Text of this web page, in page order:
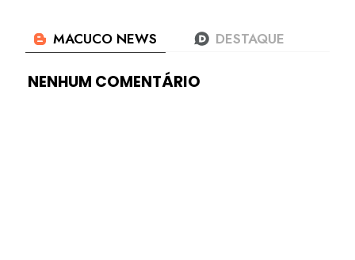
NENHUM COMENTÁRIO